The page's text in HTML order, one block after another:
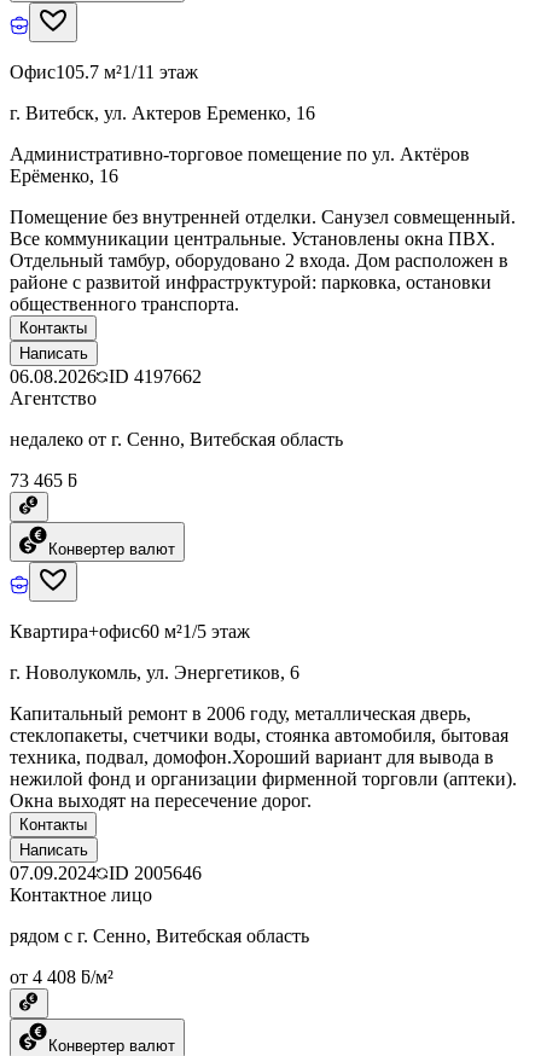
Офис105.7 м²1/11 этаж
г. Витебск, ул. Актеров Еременко, 16
Административно-торговое помещение по ул. Актёров
Ерёменко, 16
Помещение без внутренней отделки. Санузел совмещенный.
Все коммуникации центральные. Установлены окна ПВХ.
Отдельный тамбур, оборудовано 2 входа. Дом расположен в
районе с развитой инфраструктурой: парковка, остановки
общественного транспорта.
Контакты
Написать
06.08.2026 ID 4197662
Агентство
недалеко от г. Сенно, Витебская область
73 465 ƃ
Конвертер валют
Квартира+офис60 м²1/5 этаж
г. Новолукомль, ул. Энергетиков, 6
Капитальный ремонт в 2006 году, металлическая дверь,
стеклопакеты, счетчики воды, стоянка автомобиля, бытовая
техника, подвал, домофон.Хороший вариант для вывода в
нежилой фонд и организации фирменной торговли (аптеки).
Окна выходят на пересечение дорог.
Контакты
Написать
07.09.2024 ID 2005646
Контактное лицо
рядом с г. Сенно, Витебская область
от 4 408 ƃ/м²
Конвертер валют